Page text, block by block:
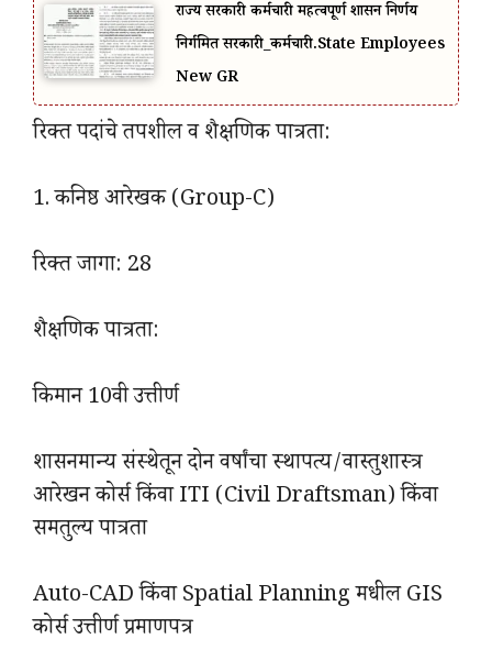
राज्य सरकारी कर्मचारी महत्वपूर्ण शासन निर्णय
निर्गमित सरकारी_कर्मचारी.State Employees
New GR
रिक्त पदांचे तपशील व शैक्षणिक पात्रता:
1. कनिष्ठ आरेखक (Group-C)
रिक्त जागा: 28
शैक्षणिक पात्रता:
किमान 10वी उत्तीर्ण
शासनमान्य संस्थेतून दोन वर्षांचा स्थापत्य/वास्तुशास्त्र
आरेखन कोर्स किंवा ITI (Civil Draftsman) किंवा
समतुल्य पात्रता
Auto-CAD किंवा Spatial Planning मधील GIS
कोर्स उत्तीर्ण प्रमाणपत्र